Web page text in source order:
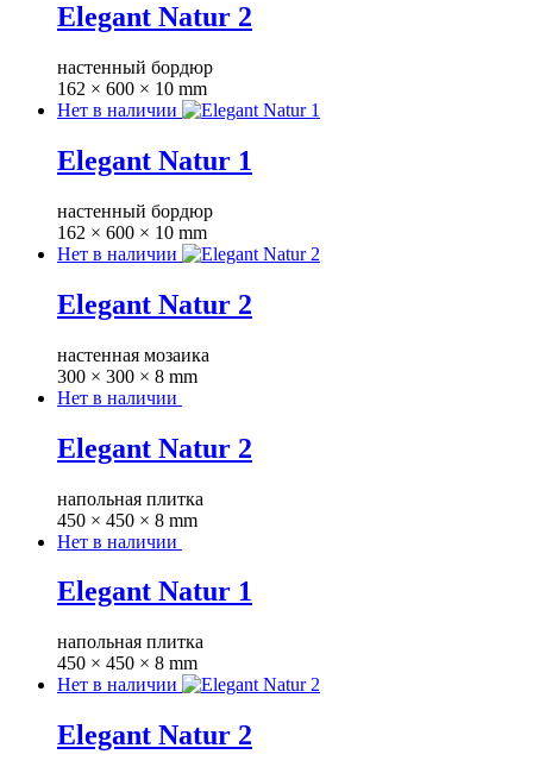
Elegant Natur 2
настенный бордюр
162 × 600 × 10 mm
Нет в наличии
Elegant Natur 1
настенный бордюр
162 × 600 × 10 mm
Нет в наличии
Elegant Natur 2
настенная мозаика
300 × 300 × 8 mm
Нет в наличии
Elegant Natur 2
напольная плитка
450 × 450 × 8 mm
Нет в наличии
Elegant Natur 1
напольная плитка
450 × 450 × 8 mm
Нет в наличии
Elegant Natur 2